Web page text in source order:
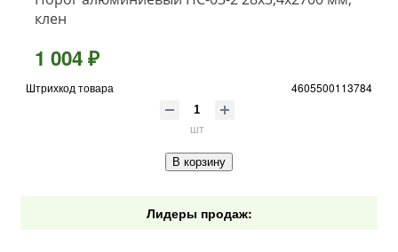
клен
1 004 ₽
Штрихкод товара 4605500113784
шт
В корзину
Лидеры продаж: